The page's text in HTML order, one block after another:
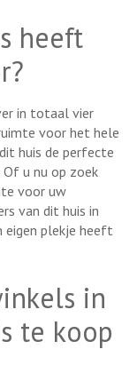
heeft
in totaal vier
voor het hele
huis de perfecte
u nu op zoek
voor uw
van dit huis in
eigen plekje heeft
in
te koop